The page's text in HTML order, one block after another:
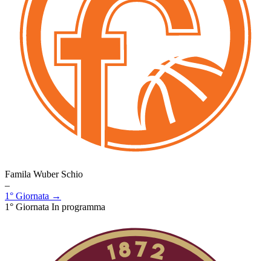
Famila Wuber Schio
–
1° Giornata →
1° Giornata In programma